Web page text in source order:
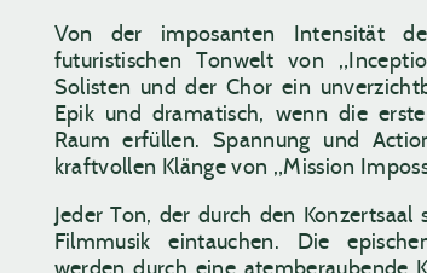
Von der imposanten Intensität
futuristischen Tonwelt von
Solisten und der Chor ein
Epik und dramatisch, wenn die
Raum erfüllen. Spannung und
kraftvollen Klänge von „Mission
Jeder Ton, der durch den
Filmmusik eintauchen. Die